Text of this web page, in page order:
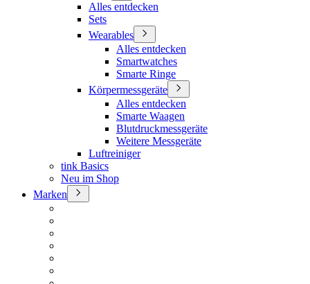
Alles entdecken
Sets
Wearables
Alles entdecken
Smartwatches
Smarte Ringe
Körpermessgeräte
Alles entdecken
Smarte Waagen
Blutdruckmessgeräte
Weitere Messgeräte
Luftreiniger
tink Basics
Neu im Shop
Marken